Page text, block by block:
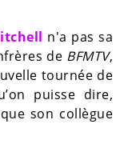
n'a pas sa
de BFMTV,
tournée de
puisse dire,
son collègue